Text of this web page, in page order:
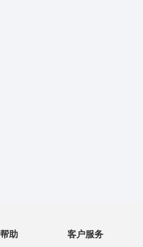
帮助 客户服务